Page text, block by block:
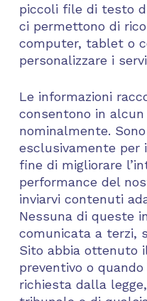
piccoli file di testo
ci permettono di
computer, tablet o
personalizzare i
Le informazioni
consentono in
nominalmente.
esclusivamente per
fine di migliorare
performance del
inviarvi contenuti
Nessuna di queste
comunicata a terzi,
Sito abbia ottenuto
preventivo o
richiesta dalla